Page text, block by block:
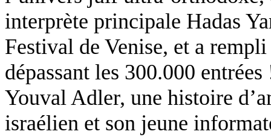
interprète principale Hadas
Festival de Venise, et a
dépassant les 300.000
Youval Adler, une histoire
israélien et son jeune